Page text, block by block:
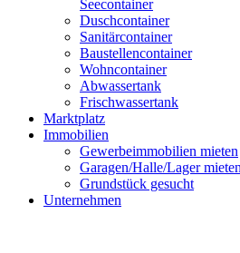
Seecontainer
Duschcontainer
Sanitärcontainer
Baustellencontainer
Wohncontainer
Abwassertank
Frischwassertank
Marktplatz
Immobilien
Gewerbeimmobilien mieten
Garagen/Halle/Lager mieten
Grundstück gesucht
Unternehmen